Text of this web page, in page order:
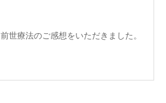
前世療法のご感想をいただきました。